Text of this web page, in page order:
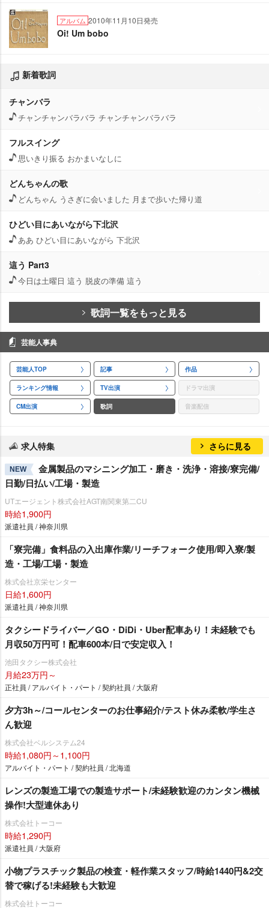
アルバム 2010年11月10日発売
Oi! Um bobo
新着歌詞
チャンバラ
チャンチャンバラバラ チャンチャンバラバラ
フルスイング
思いきり振る おかまいなしに
どんちゃんの歌
どんちゃん うさぎに会いました 月まで歩いた帰り道
ひどい目にあいながら下北沢
ああ ひどい目にあいながら 下北沢
這う Part3
今日は土曜日 這う 脱皮の準備 這う
歌詞一覧をもっと見る
芸能人事典
芸能人TOP 記事 作品
ランキング情報 TV出演 ドラマ出演
CM出演 歌詞 音楽配信
求人特集 さらに見る
NEW
金属製品のマシニング加工・磨き・洗浄・溶接/寮完備/
日勤/日払い/工場・製造
UTエージェント株式会社AGT南関東第二CU
時給1,900円
派遣社員 / 神奈川県
「寮完備」食料品の入出庫作業/リーチフォーク使用/即入寮/製
造・工場/工場・製造
株式会社京栄センター
日給1,600円
派遣社員 / 神奈川県
タクシードライバー／GO・DiDi・Uber配車あり！未経験でも
月収50万円可！配車600本/日で安定収入！
池田タクシー株式会社
月給23万円～
正社員 / アルバイト・パート / 契約社員 / 大阪府
夕方3h～/コールセンターのお仕事紹介/テスト休み柔軟/学生さ
ん歓迎
株式会社ベルシステム24
時給1,080円～1,100円
アルバイト・パート / 契約社員 / 北海道
レンズの製造工場での製造サポート/未経験歓迎のカンタン機械
操作!大型連休あり
株式会社トーコー
時給1,290円
派遣社員 / 大阪府
小物プラスチック製品の検査・軽作業スタッフ/時給1440円&2交
替で稼げる!未経験も大歓迎
株式会社トーコー